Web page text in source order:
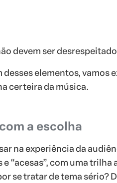
devem ser
elementos, vamos
certeira da música.
a escolha
na experiência da
“acesas”, com uma trilha
se tratar de tema sério?